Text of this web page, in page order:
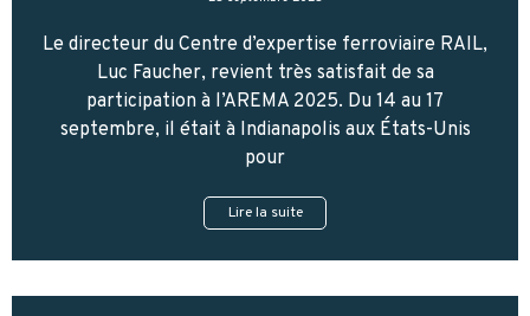
Le directeur du Centre d’expertise ferroviaire RAIL,
Luc Faucher, revient très satisfait de sa
participation à l’AREMA 2025. Du 14 au 17
septembre, il était à Indianapolis aux États-Unis
pour
Lire la suite